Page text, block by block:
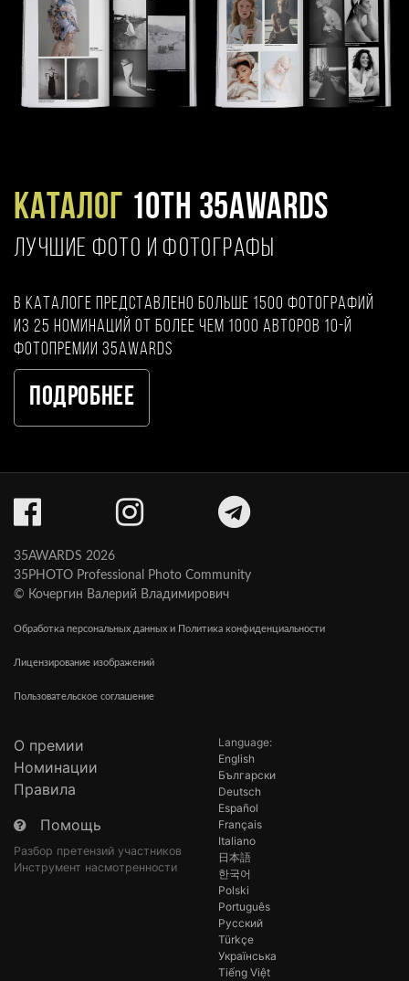
Каталог 10TH 35AWARDS
ЛУЧШИЕ ФОТО И ФОТОГРАФЫ
В каталоге представлено больше 1500 фотографий
из 25 номинаций от более чем 1000 авторов 10-й
фотопремии 35AWARDS
Подробнее
35AWARDS 2026
35PHOTO Professional Photo Community
© Кочергин Валерий Владимирович
Обработка персональных данных и Политика конфиденциальности
Лицензирование изображений
Пользовательское соглашение
О премии
Номинации
Правила
Помощь
Разбор претензий участников
Инструмент насмотренности
Language:
English
Български
Deutsch
Español
Français
Italiano
日本語
한국어
Polski
Português
Русский
Türkçe
Українська
Tiếng Việt